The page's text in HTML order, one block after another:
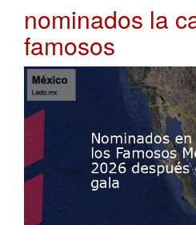
nominados la
famosos